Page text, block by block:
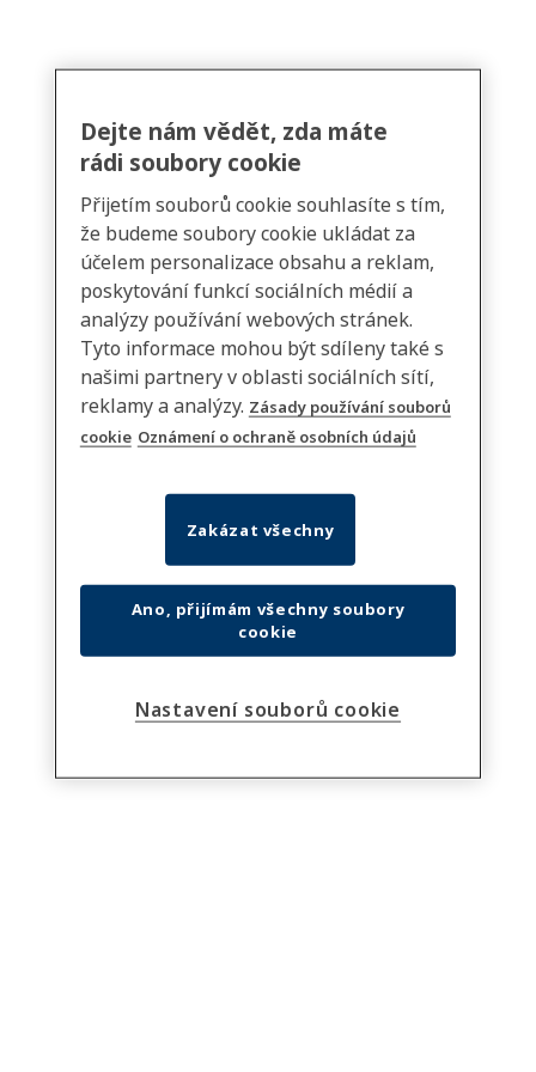
Dejte nám vědět, zda máte
rádi soubory cookie
Přijetím souborů cookie souhlasíte s tím,
že budeme soubory cookie ukládat za
účelem personalizace obsahu a reklam,
poskytování funkcí sociálních médií a
analýzy používání webových stránek.
Tyto informace mohou být sdíleny také s
našimi partnery v oblasti sociálních sítí,
reklamy a analýzy. Zásady používání souborů
cookie Oznámení o ochraně osobních údajů
Zakázat všechny
Ano, přijímám všechny soubory
cookie
Nastavení souborů cookie